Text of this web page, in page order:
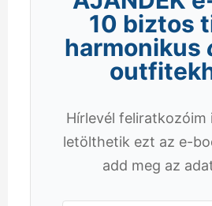
10 biztos
harmonikus
Hírlevél feliratkozóim
letölthetik ezt az e-
add meg az